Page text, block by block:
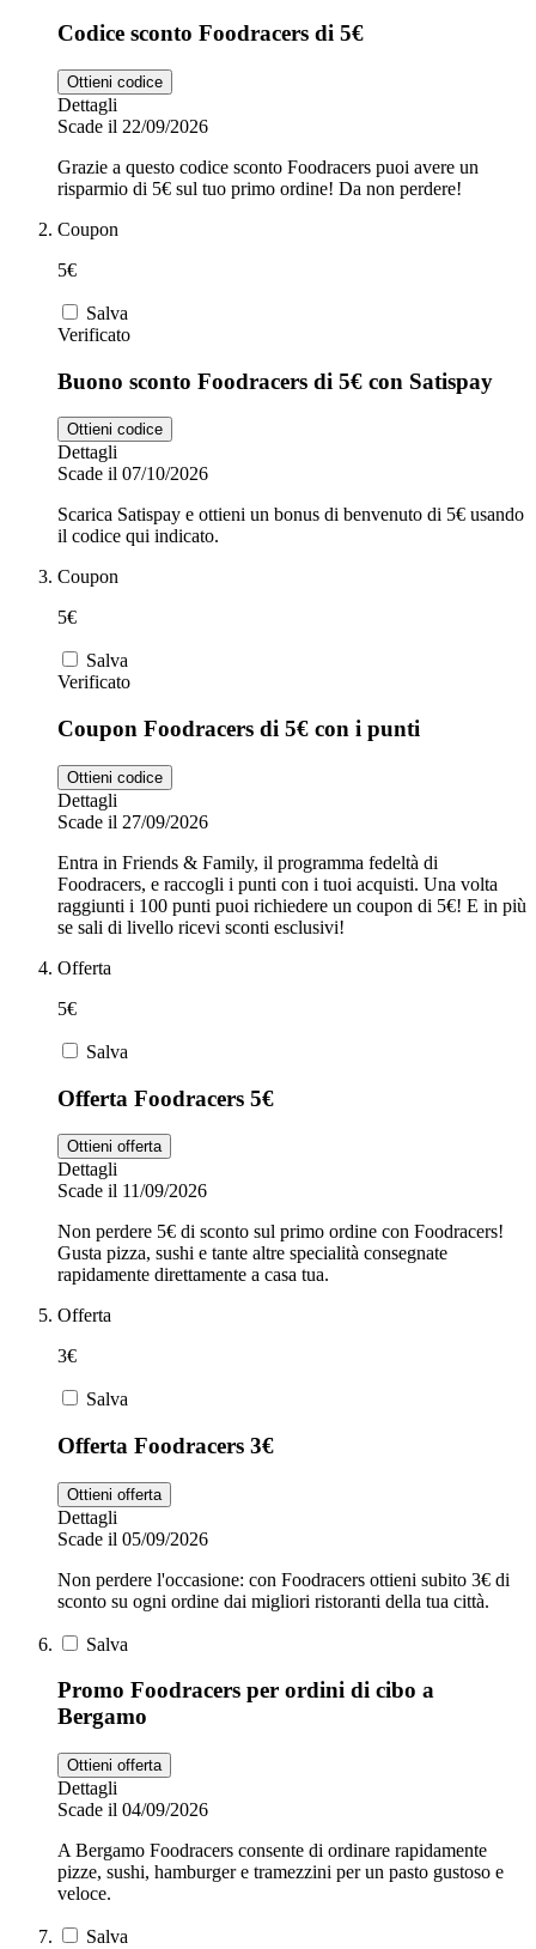
Zalando
adidas
Unieuro
Scarpe
Codice sconto Foodracers di 5€
Ottieni codice
Dettagli
Scade il 22/09/2026
Grazie a questo codice sconto Foodracers puoi avere un
risparmio di 5€ sul tuo primo ordine! Da non perdere!
Coupon
5€
Salva
Verificato
Buono sconto Foodracers di 5€ con Satispay
Ottieni codice
Dettagli
Scade il 07/10/2026
Scarica Satispay e ottieni un bonus di benvenuto di 5€ usando
il codice qui indicato.
Coupon
5€
Salva
Verificato
Coupon Foodracers di 5€ con i punti
Ottieni codice
Dettagli
Scade il 27/09/2026
Entra in Friends & Family, il programma fedeltà di
Foodracers, e raccogli i punti con i tuoi acquisti. Una volta
raggiunti i 100 punti puoi richiedere un coupon di 5€! E in più
se sali di livello ricevi sconti esclusivi!
Offerta
5€
Salva
Offerta Foodracers 5€
Ottieni offerta
Dettagli
Scade il 11/09/2026
Non perdere 5€ di sconto sul primo ordine con Foodracers!
Gusta pizza, sushi e tante altre specialità consegnate
rapidamente direttamente a casa tua.
Offerta
3€
Salva
Offerta Foodracers 3€
Ottieni offerta
Dettagli
Scade il 05/09/2026
Non perdere l'occasione: con Foodracers ottieni subito 3€ di
sconto su ogni ordine dai migliori ristoranti della tua città.
Salva
Promo Foodracers per ordini di cibo a
Bergamo
Ottieni offerta
Dettagli
Scade il 04/09/2026
A Bergamo Foodracers consente di ordinare rapidamente
pizze, sushi, hamburger e tramezzini per un pasto gustoso e
veloce.
Salva